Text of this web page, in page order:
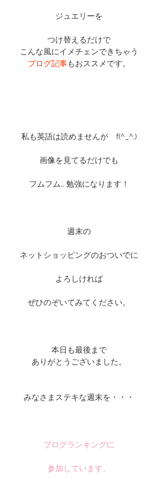
ジュエリーを
つけ替えるだけで
こんな風にイメチェンできちゃう
ブログ記事もおススメです。
私も英語は読めませんが　f(^_^;)
画像を見てるだけでも
フムフム… 勉強になります！
週末の
ネットショッピングのおついでに
よろしければ
ぜひのぞいてみてください。
本日も最後まで
ありがとうございました。
みなさまステキな週末を・・・
ブログランキングに
参加しています。